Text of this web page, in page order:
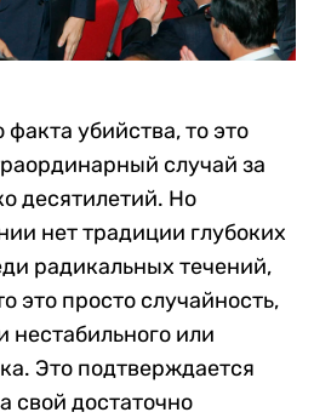
факта убийства, то это
случай за
десятилетий. Но
нет традиции глубоких
радикальных течений,
это просто случайность,
нестабильного или
Это подтверждается
свой достаточно